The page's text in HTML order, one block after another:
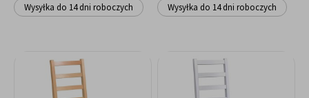
Wysyłka do 14 dni roboczych Wysyłka do 14 dni roboczych